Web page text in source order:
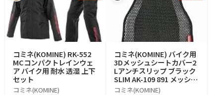
コミネ(KOMINE) RK-552
MCコンパクトレインウェ
ア バイク用 耐水 透湿 上下
セット
コミネ(KOMINE)
コミネ(KOMINE) バイク用
3Dメッシュシートカバー2
Lアンチスリップ ブラック
SLIM AK-109 891 メッシュ
素材
コミネ(KOMINE)